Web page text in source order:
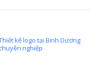
kế logo tại Binh Dương
nghiệp